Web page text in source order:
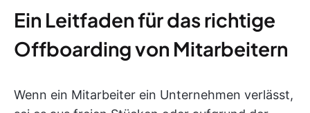
Ein Leitfaden für das richtige
Offboarding von Mitarbeitern
Wenn ein Mitarbeiter ein Unternehmen verlässt,